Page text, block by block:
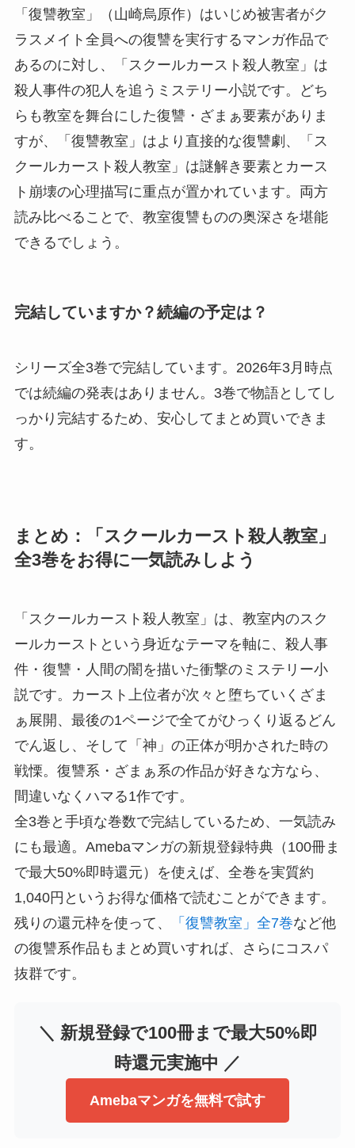
「復讐教室」（山崎烏原作）はいじめ被害者がク
ラスメイト全員への復讐を実行するマンガ作品で
あるのに対し、「スクールカースト殺人教室」は
殺人事件の犯人を追うミステリー小説です。どち
らも教室を舞台にした復讐・ざまぁ要素がありま
すが、「復讐教室」はより直接的な復讐劇、「ス
クールカースト殺人教室」は謎解き要素とカース
ト崩壊の心理描写に重点が置かれています。両方
読み比べることで、教室復讐ものの奥深さを堪能
できるでしょう。
完結していますか？続編の予定は？
シリーズ全3巻で完結しています。2026年3月時点
では続編の発表はありません。3巻で物語としてし
っかり完結するため、安心してまとめ買いできま
す。
まとめ：「スクールカースト殺人教室」
全3巻をお得に一気読みしよう
「スクールカースト殺人教室」は、教室内のスク
ールカーストという身近なテーマを軸に、殺人事
件・復讐・人間の闇を描いた衝撃のミステリー小
説です。カースト上位者が次々と堕ちていくざま
ぁ展開、最後の1ページで全てがひっくり返るどん
でん返し、そして「神」の正体が明かされた時の
戦慄。復讐系・ざまぁ系の作品が好きな方なら、
間違いなくハマる1作です。
全3巻と手頃な巻数で完結しているため、一気読み
にも最適。Amebaマンガの新規登録特典（100冊ま
で最大50%即時還元）を使えば、全巻を実質約
1,040円というお得な価格で読むことができます。
残りの還元枠を使って、
「復讐教室」全7巻など他
の復讐系作品もまとめ買いすれば、さらにコスパ
抜群です。
＼ 新規登録で100冊まで最大50%即
時還元実施中 ／
Amebaマンガを無料で試す